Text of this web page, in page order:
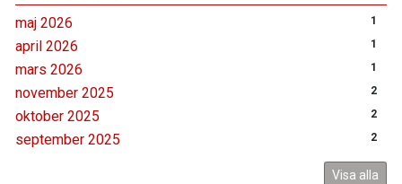
maj 2026 1
april 2026 1
mars 2026 1
november 2025 2
oktober 2025 2
september 2025 2
Visa alla